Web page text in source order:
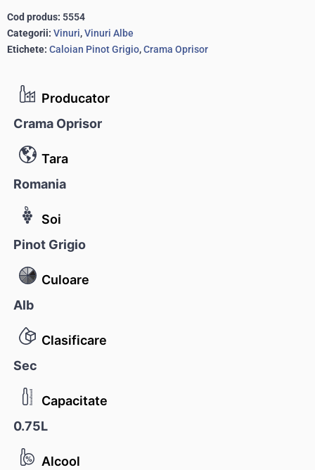
Producator
Crama Oprisor
Tara
Romania
Soi
Pinot Grigio
Culoare
Alb
Clasificare
Sec
Capacitate
0.75L
Alcool
Cod produs: 5554
Categorii: Vinuri,Vinuri Albe
Etichete: Caloian Pinot Grigio,Crama Oprisor